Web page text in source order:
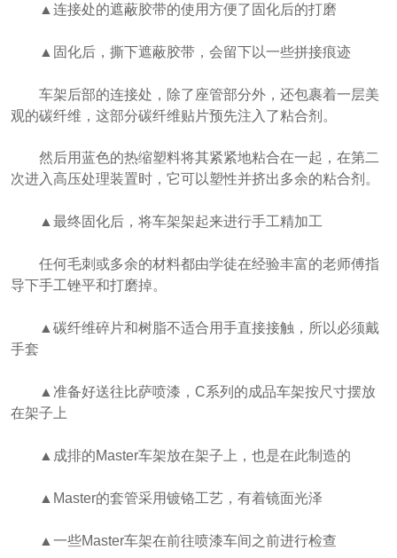
▲连接处的遮蔽胶带的使用方便了固化后的打磨
▲固化后，撕下遮蔽胶带，会留下以一些拼接痕迹
车架后部的连接处，除了座管部分外，还包裹着一层美
观的碳纤维，这部分碳纤维贴片预先注入了粘合剂。
然后用蓝色的热缩塑料将其紧紧地粘合在一起，在第二
次进入高压处理装置时，它可以塑性并挤出多余的粘合剂。
▲最终固化后，将车架架起来进行手工精加工
任何毛刺或多余的材料都由学徒在经验丰富的老师傅指
导下手工锉平和打磨掉。
▲碳纤维碎片和树脂不适合用手直接接触，所以必须戴
手套
▲准备好送往比萨喷漆，C系列的成品车架按尺寸摆放
在架子上
▲成排的Master车架放在架子上，也是在此制造的
▲Master的套管采用镀铬工艺，有着镜面光泽
▲一些Master车架在前往喷漆车间之前进行检查